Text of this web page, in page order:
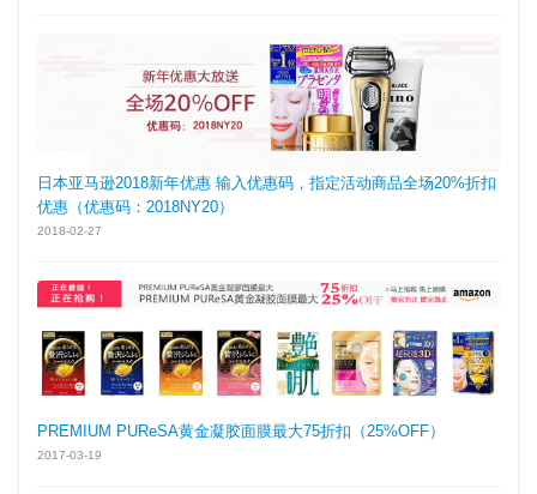
日本亚马逊2018新年优惠 输入优惠码，指定活动商品全场20%折扣
优惠（优惠码：2018NY20）
2018-02-27
PREMIUM PUReSA黄金凝胶面膜最大75折扣（25%OFF）
2017-03-19